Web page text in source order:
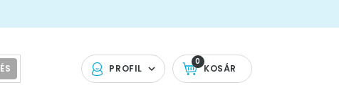
PROFIL KOSÁR
0